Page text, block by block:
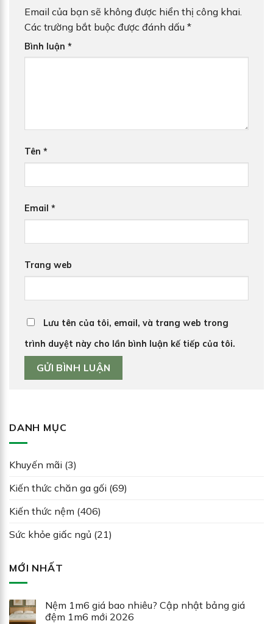
Email của bạn sẽ không được hiển thị công khai.
Các trường bắt buộc được đánh dấu *
Bình luận *
Tên *
Email *
Trang web
Lưu tên của tôi, email, và trang web trong
trình duyệt này cho lần bình luận kế tiếp của tôi.
DANH MỤC
Khuyến mãi (3)
Kiến thức chăn ga gối (69)
Kiến thức nệm (406)
Sức khỏe giấc ngủ (21)
MỚI NHẤT
Nệm 1m6 giá bao nhiêu? Cập nhật bảng giá
đệm 1m6 mới 2026